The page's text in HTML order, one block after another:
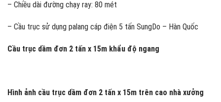
– Chiều dài đường chạy ray: 80 mét
– Cầu trục sử dụng palang cáp điện 5 tấn SungDo – Hàn Quốc
Cầu trục dầm đơn 2 tấn x 15m khẩu độ ngang
Hình ảnh cầu trục dầm đơn 2 tấn x 15m trên cao nhà xưởng